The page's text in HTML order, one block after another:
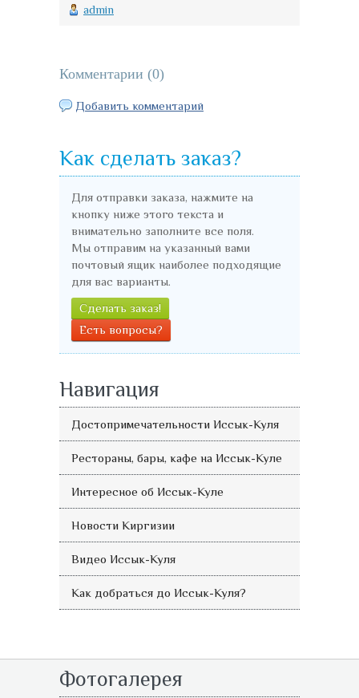
admin
Комментарии (0)
Добавить комментарий
Как сделать заказ?
Для отправки заказа, нажмите на
кнопку ниже этого текста и
внимательно заполните все поля.
Мы отправим на указанный вами
почтовый ящик наиболее подходящие
для вас варианты.
Сделать заказ!
Есть вопросы?
Навигация
Достопримечательности Иссык-Куля
Рестораны, бары, кафе на Иссык-Куле
Интересное об Иссык-Куле
Новости Киргизии
Видео Иссык-Куля
Как добраться до Иссык-Куля?
Фотогалерея